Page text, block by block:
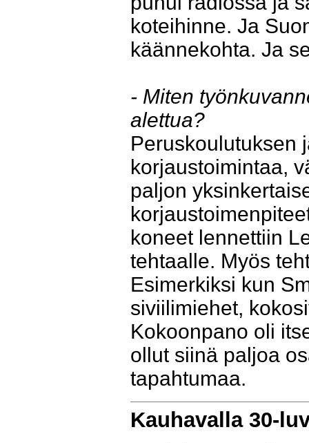
koteihinne. Ja
käännekohta. Ja
- Miten
alettua?
Peruskoulutuksen
korjaustoimintaa,
paljon
koneet lennettiin
tehtaalle. Myös
Esimerkiksi kun
siviilimiehet,
Kokoonpano oli
ollut siinä paljoa
tapahtumaa.
Kauhavalla 30-